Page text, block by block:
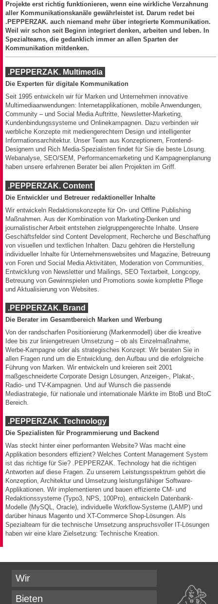
Projekte erst richtig funktionieren, wenn eine wirkliche Verzahnung
aller Kommunikationskanäle gewährleistet ist. Darum redet bei
.PEPPERZAK. auch niemand mehr über integrierte Kommunikation.
Weil wir schon seit Beginn integriert denken, arbeiten und leben. In
Spezialteams, die gedanklich immer an allen Sparten der
Kommunikation mitdenken.
.PEPPERZAK. Multimedia
Die Experten für digitale Kommunikation
Seit 1995 entwickeln wir für Marken und Unternehmen innovative
Multimediaanwendungen: Internetapplikationen, mobile Anwendungen,
Community – und Social Media Auftritte, Newsletter-Marketing,
Kundenbindungssysteme und Onlinekampagnen. Dazu verbinden wir
werbliche Konzepte mit mediengerechtem Design und intelligenter
Informationsarchitektur. Unser Team aus Konzeptionern, Frontend-
Designern und Rich Media-Spezialisten findet für Sie die beste Lösung.
Webanalyse, SEO/SEM, Performancemarketing und Kampagnenplanung
haben unsere erfahrenen Berater bei allen Projekten im Griff.
.PEPPERZAK. Content
Die Entwickler und Betreuer redaktioneller Inhalte
Wir entwickeln Redaktionskonzepte für On- und Offline Publishing
Maßnahmen. Aus der Kombination von Marketing-Denken und
journalistischer Arbeit entstehen zielgruppengerechte Inhalte. Unsere
Geschäftsfelder sind Content Development, Recherche und Beschaffung
von visuellen und textlichen Inhalten. Dazu gehören die Herstellung
individueller Inhalte für Unternehmenswebsites und Magazine, Betreuung
von Foren und Social Media Aktivitäten, Moderation von Communities,
Entwicklung von Newsletter und Mailings, SEO Textarbeit, Longcopy,
Betreuung von Gewinnspielen und Promotions sowie komplette Pflege
und Aktualisierung von Websites.
.PEPPERZAK. Brand
Die Berater im Gesamtbereich Marken und Werbung
Von der randscharfen Positionierung (Markenmodell) über die kreative
Idee bis zur liniengetreuen Umsetzung – ob als Einzelmaßnahme,
Werbe-Kampagne oder als strategisches Konzept: Wir beraten Sie in
allen Fragen rund um die Entwicklung, den Aufbau und die erfolgreiche
Führung von Marken. Wir entwickeln und kreieren seit 2001
maßgeschneiderte Corporate Design Lösungen, Anzeigen-, Plakat-,
Radio- und TV-Kampagnen. Und auf Wunsch die passende
Mediastrategie, für nationale und internationale Märkte im BtoB und BtoC
Bereich.
.PEPPERZAK. Technology
Die Spezialisten für Programmierung und Backend
Was steckt hinter einer performanten Website? Was macht eine
Applikation besonders effizient? Welches Content Management System
ist das richtige für Sie? .PEPPERZAK. Technology hat die richtigen
Antworten auf diese Fragen. Zu unserem Leistungsspektrum gehört die
Konzeption, Architektur und Umsetzung leistungsfähiger Software-
Applikationen. Wir implementieren und bauen effiziente CM- und
Redaktionssysteme (Typo3, NPS, 100Pro), entwickeln Datenbank-
Modelle (MySQL, Oracle), individuelle Workflow-Systeme (LAMP) und
darüber hinaus Magento und XT-Commerce Shop-Lösungen. Als
Spezialteam für die technische Umsetzung anspruchsvoller IT-Lösungen
haben wir eine klare Zielsetzung: Technische Kreation.
Wir
Bieten